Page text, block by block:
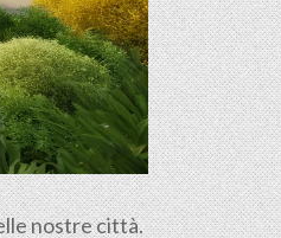
nostre città.